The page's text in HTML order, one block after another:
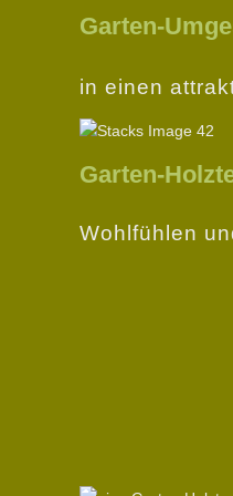
Garten-
in einen
Garten-
Wohlfühlen